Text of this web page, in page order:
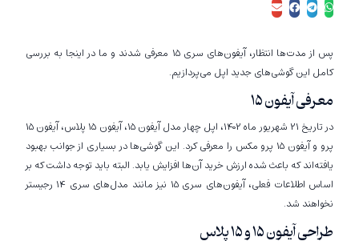
پس از مدت‌ها انتظار، آیفون‌های سری 15 معرفی شدند و ما در اینجا به بررسی
کامل این گوشی‌های جدید اپل می‌پردازیم.
معرفی آیفون ۱۵
در تاریخ 21 شهریور ماه 1402، اپل چهار مدل آیفون 15، آیفون 15 پلاس، آیفون 15
پرو و آیفون 15 پرو مکس را معرفی کرد. این گوشی‌ها در بسیاری از جوانب بهبود
یافته‌اند که باعث شده ارزش خرید آن‌ها افزایش یابد. البته باید توجه داشت که بر
اساس اطلاعات فعلی، آیفون‌های سری 15 نیز مانند مدل‌های سری 14 رجیستر
نخواهند شد.
طراحی آیفون ۱۵ و ۱۵ پلاس